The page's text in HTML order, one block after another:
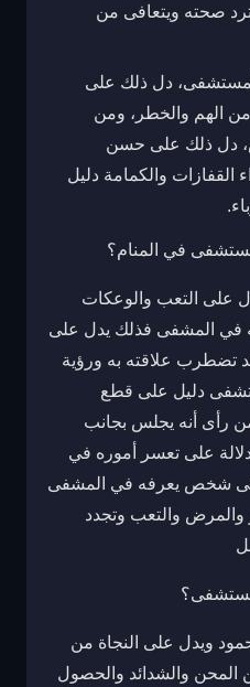
صحته ويتعافى من
دل ذلك على
من الهم والخطر، ومن
دل ذلك على حسن
القفازات والكمامة دليل
في المنام؟
التعب والوعكات
في المشفى فذلك يدل على
تضطرب علاقته به ورؤية
دليل على قطع
رأى أنه يجلس بجانب
على تعسر أموره في
على شخص يعرفه في المشفى
والتعب وتجدد
ويدل على النجاة من
المحن والشدائد والحصول